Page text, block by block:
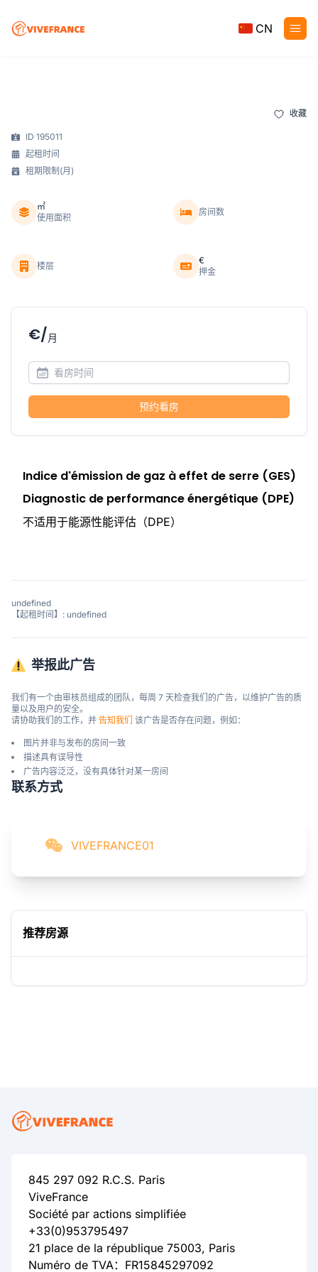
CN
收藏
ID 195011
起租时间
租期限制(月)
㎡
使用面积
房间数
楼层
€
押金
€/月
预约看房
Indice d'émission de gaz à effet de serre (GES)
Diagnostic de performance énergétique (DPE)
不适用于能源性能评估（DPE）
undefined
【起租时间】: undefined
举报此广告
我们有一个由审核员组成的团队，每周 7 天检查我们的广告，以维护广告的质
量以及用户的安全。
请协助我们的工作，并 告知我们 该广告是否存在问题，例如：
图片并非与发布的房间一致
描述具有误导性
广告内容泛泛，没有具体针对某一房间
联系方式
VIVEFRANCE01
推荐房源
845 297 092 R.C.S. Paris
ViveFrance
Société par actions simplifiée
+33(0)953795497
21 place de la république 75003, Paris
Numéro de TVA：FR15845297092